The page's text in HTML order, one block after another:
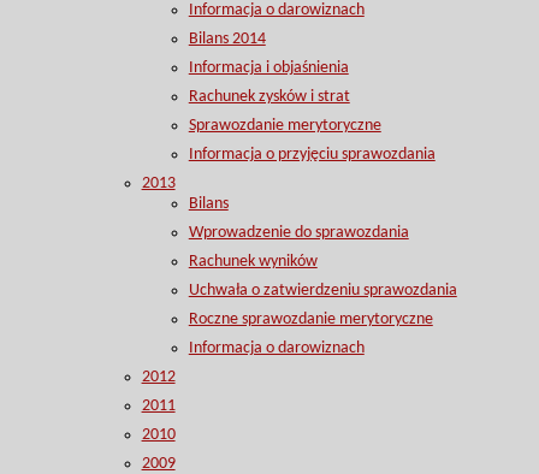
Informacja o darowiznach
Bilans 2014
Informacja i objaśnienia
Rachunek zysków i strat
Sprawozdanie merytoryczne
Informacja o przyjęciu sprawozdania
2013
Bilans
Wprowadzenie do sprawozdania
Rachunek wyników
Uchwała o zatwierdzeniu sprawozdania
Roczne sprawozdanie merytoryczne
Informacja o darowiznach
2012
2011
2010
2009